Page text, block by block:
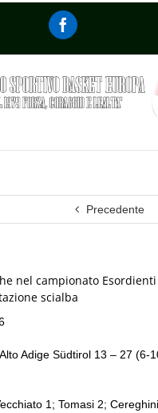
Precedente
nel campionato
scialba
Adige Südtirol 13 – 27 (6-
1; Tomasi 2;